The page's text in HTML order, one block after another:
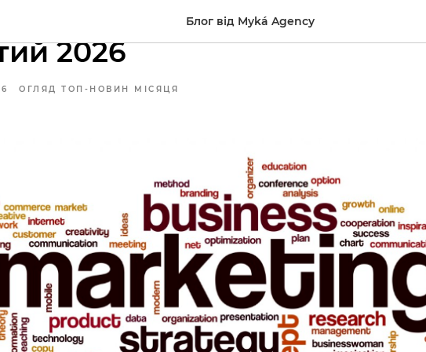
Блог від Myká Agency
і бізнес: огляд
2026
ОГЛЯД ТОП-НОВИН МІСЯЦЯ